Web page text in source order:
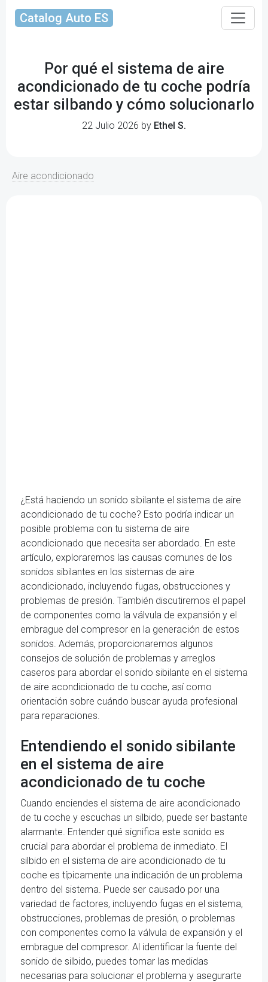
Catalog Auto ES
Por qué el sistema de aire
acondicionado de tu coche podría
estar silbando y cómo solucionarlo
22 Julio 2026 by Ethel S.
Aire acondicionado
¿Está haciendo un sonido sibilante el sistema de aire
acondicionado de tu coche? Esto podría indicar un
posible problema con tu sistema de aire
acondicionado que necesita ser abordado. En este
artículo, exploraremos las causas comunes de los
sonidos sibilantes en los sistemas de aire
acondicionado, incluyendo fugas, obstrucciones y
problemas de presión. También discutiremos el papel
de componentes como la válvula de expansión y el
embrague del compresor en la generación de estos
sonidos. Además, proporcionaremos algunos
consejos de solución de problemas y arreglos
caseros para abordar el sonido sibilante en el sistema
de aire acondicionado de tu coche, así como
orientación sobre cuándo buscar ayuda profesional
para reparaciones.
Entendiendo el sonido sibilante
en el sistema de aire
acondicionado de tu coche
Cuando enciendes el sistema de aire acondicionado
de tu coche y escuchas un silbido, puede ser bastante
alarmante. Entender qué significa este sonido es
crucial para abordar el problema de inmediato. El
silbido en el sistema de aire acondicionado de tu
coche es típicamente una indicación de un problema
dentro del sistema. Puede ser causado por una
variedad de factores, incluyendo fugas en el sistema,
obstrucciones, problemas de presión, o problemas
con componentes como la válvula de expansión y el
embrague del compresor. Al identificar la fuente del
sonido de silbido, puedes tomar las medidas
necesarias para solucionar el problema y asegurarte